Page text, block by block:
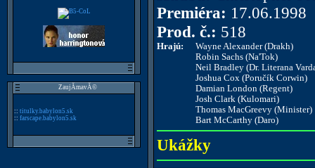
ZaujĂ­mavĂ©
:: titulky.babylon5.sk
:: farscape.babylon5.sk
Premiéra: 17.06.1998
Prod. č.: 518
Hrajú:
Wayne Alexander (Drakh)
Robin Sachs (Na'Tok)
Neil Bradley (Dr. Literana
Joshua Cox (Poručík Corwin)
Damian London (Regent)
Josh Clark (Kulomari)
Thomas MacGreevy (Minister)
Bart McCarthy (Daro)
Ukážky